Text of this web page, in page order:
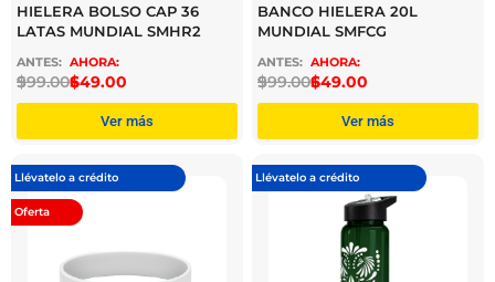
HIELERA BOLSO CAP 36
LATAS MUNDIAL SMHR2
$
999.00$
649.00
Ver más
BANCO HIELERA 20L
MUNDIAL SMFCG
$
999.00$
649.00
Ver más
Llévatelo a crédito
Oferta
Llévatelo a crédito